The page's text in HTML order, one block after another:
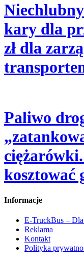
kary dla
zł dla
Paliwo
kosztować
Informacje
E-TruckBus –
Reklama
Kontakt
Polityka